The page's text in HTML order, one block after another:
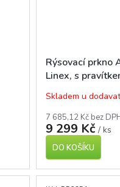
Rýsovací prkno
Linex, s
Skladem u
7 685,12 Kč bez
9 299 Kč / ks
DO KOŠÍKU